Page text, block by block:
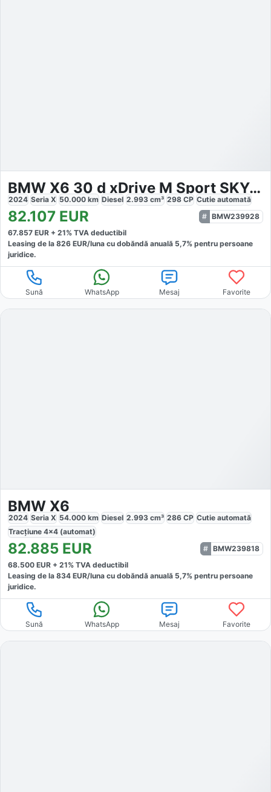
BMW X6 30 d xDrive M Sport SKY-Lounge
2024 Seria X 50.000 km Diesel 2.993 cm³ 298 CP Cutie automată
82.107 EUR
BMW239928
67.857 EUR + 21% TVA deductibil
Leasing de la 826 EUR/luna cu dobăndă anuală 5,7% pentru persoane
juridice.
Sună WhatsApp Mesaj Favorite
BMW X6
2024 Seria X 54.000 km Diesel 2.993 cm³ 286 CP Cutie automată
Tracțiune 4x4 (automat)
82.885 EUR
BMW239818
68.500 EUR + 21% TVA deductibil
Leasing de la 834 EUR/luna cu dobăndă anuală 5,7% pentru persoane
juridice.
Sună WhatsApp Mesaj Favorite